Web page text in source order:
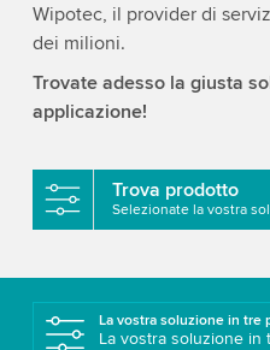
Wipotec, il provider di
dei milioni.
Trovate adesso la giusta
applicazione!
Trova prodotto
Selezionate la vostra
La vostra soluzione in tre
La vostra soluzione in